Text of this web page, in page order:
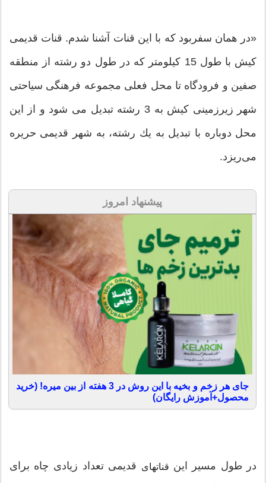
«در همان سفربود كه با این قنات آشنا شدم. قنات قدیمی
كیش با طول 15 كیلومتر كه در طول دو رشته از منطقه
صفین و فرودگاه تا محل فعلی مجموعه فرهنگی سیاحتی
شهر زیرزمینی كیش به 3 رشته تبدیل می شود و از این
محل دوباره با تبدیل به یك رشته، به شهر قدیمی حریره
می‌ریزد.
پیشنهاد امروز
جای هر زخم و بخیه با این روش در 3 هفته از بین میره! (خرید
محصول+آموزش رایگان)
در طول مسیر این قناتهای قدیمی تعداد زیادی چاه برای